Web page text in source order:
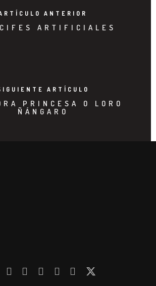
ANTERIOR
ARTIFICIALES
ARTÍCULO
PRINCESA O LORO
ÑÁNGARO